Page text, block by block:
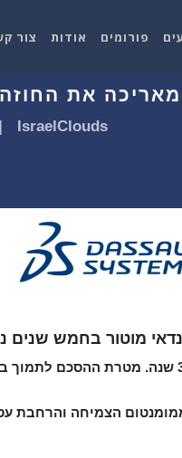
פורומים אודות צור
את
IsraelClouds
|
מוטור בחמש שנים
* דאסו סיסטמס ויונדאי מוטורס שותפות מזה 30
הצמיחה והרחבת